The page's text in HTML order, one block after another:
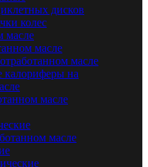
дисков
колес
масле
масле
масле
калориферы на
масле
масле